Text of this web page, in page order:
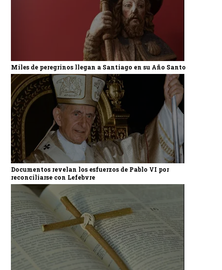
Miles de peregrinos llegan a Santiago en su Año Santo
Documentos revelan los esfuerzos de Pablo VI por
reconciliarse con Lefebvre